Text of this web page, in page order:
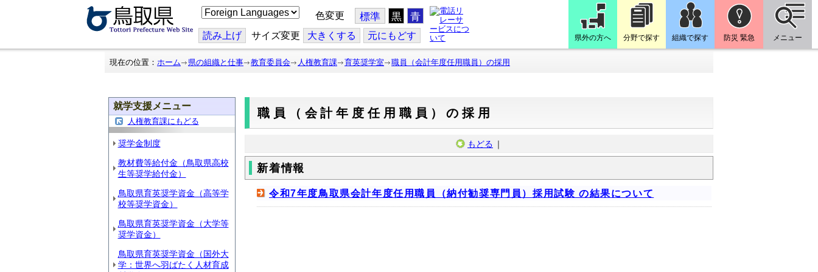
こ
の
ジ
を
翻
色変更 標準 黒 青
読み上げ サイズ変更 大きくする 元にもどす 県外の方へ 分野で探す 組織で探す 防災 緊急 メニュー
現在の位置： ホーム 県の組織と仕事 教育委員会 人権教育課 育英奨学室 職員（会計年度任用職員）の採用
就学支援メニュー
人権教育課にもどる
奨学金制度
教材費等給付金（鳥取県高校
生等奨学給付金）
鳥取県育英奨学資金（高等学
校等奨学資金）
鳥取県育英奨学資金（大学等
奨学資金）
鳥取県育英奨学資金（国外大
学：世界へ羽ばたく人材育成
職員（会計年度任用職員）の採用
もどる ｜
新着情報
令和7年度鳥取県会計年度任用職員（納付勧奨専門員）採用試験 の結果について